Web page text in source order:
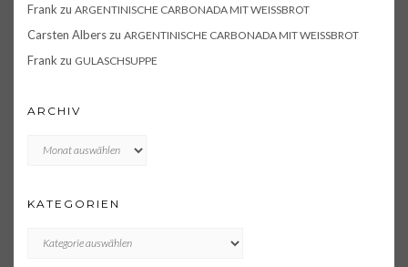
Frank zu ARGENTINISCHE CARBONADA MIT WEISSBROT
Carsten Alberszu ARGENTINISCHE CARBONADA MIT WEISSBROT
Frank zu GULASCHSUPPE
ARCHIV
KATEGORIEN